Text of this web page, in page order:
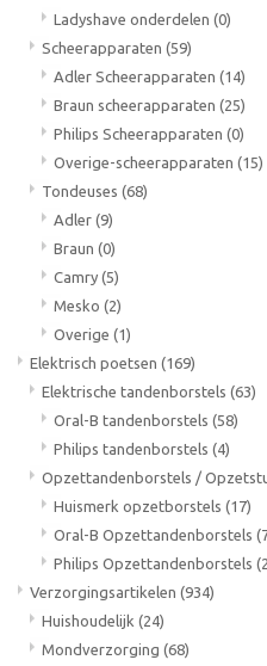
Ladyshave onderdelen (0)
Scheerapparaten (59)
Adler Scheerapparaten (14)
Braun scheerapparaten (25)
Philips Scheerapparaten (0)
Overige-scheerapparaten (15)
Tondeuses (68)
Adler (9)
Braun (0)
Camry (5)
Mesko (2)
Overige (1)
Elektrisch poetsen (169)
Elektrische tandenborstels (63)
Oral-B tandenborstels (58)
Philips tandenborstels (4)
Opzettandenborstels /
Huismerk opzetborstels (17)
Oral-B Opzettandenborstels
Philips Opzettandenborstels
Verzorgingsartikelen (934)
Huishoudelijk (24)
Mondverzorging (68)